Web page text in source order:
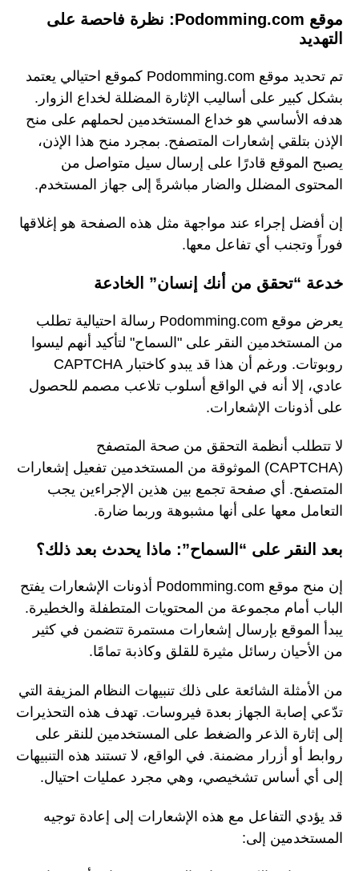
موقع Podomming.com: نظرة فاحصة على
التهديد
تم تحديد موقع Podomming.com كموقع احتيالي يعتمد
بشكل كبير على أساليب الإثارة المضللة لخداع الزوار.
هدفه الأساسي هو خداع المستخدمين لحملهم على منح
الإذن بتلقي إشعارات المتصفح. بمجرد منح هذا الإذن،
يصبح الموقع قادرًا على إرسال سيل متواصل من
المحتوى المضلل والضار مباشرةً إلى جهاز المستخدم.
إن أفضل إجراء عند مواجهة مثل هذه الصفحة هو إغلاقها
فوراً وتجنب أي تفاعل معها.
خدعة “تحقق من أنك إنسان” الخادعة
يعرض موقع Podomming.com رسالة احتيالية تطلب
من المستخدمين النقر على "السماح" لتأكيد أنهم ليسوا
روبوتات. ورغم أن هذا قد يبدو كاختبار CAPTCHA
عادي، إلا أنه في الواقع أسلوب تلاعب مصمم للحصول
على أذونات الإشعارات.
لا تتطلب أنظمة التحقق من صحة المتصفح
(CAPTCHA) الموثوقة من المستخدمين تفعيل إشعارات
المتصفح. أي صفحة تجمع بين هذين الإجراءين يجب
التعامل معها على أنها مشبوهة وربما ضارة.
بعد النقر على “السماح”: ماذا يحدث بعد ذلك؟
إن منح موقع Podomming.com أذونات الإشعارات يفتح
الباب أمام مجموعة من المحتويات المتطفلة والخطيرة.
يبدأ الموقع بإرسال إشعارات مستمرة تتضمن في كثير
من الأحيان رسائل مثيرة للقلق وكاذبة تمامًا.
من الأمثلة الشائعة على ذلك تنبيهات النظام المزيفة التي
تدّعي إصابة الجهاز بعدة فيروسات. تهدف هذه التحذيرات
إلى إثارة الذعر والضغط على المستخدمين للنقر على
روابط أو أزرار مضمنة. في الواقع، لا تستند هذه التنبيهات
إلى أي أساس تشخيصي، وهي مجرد عمليات احتيال.
قد يؤدي التفاعل مع هذه الإشعارات إلى إعادة توجيه
المستخدمين إلى: